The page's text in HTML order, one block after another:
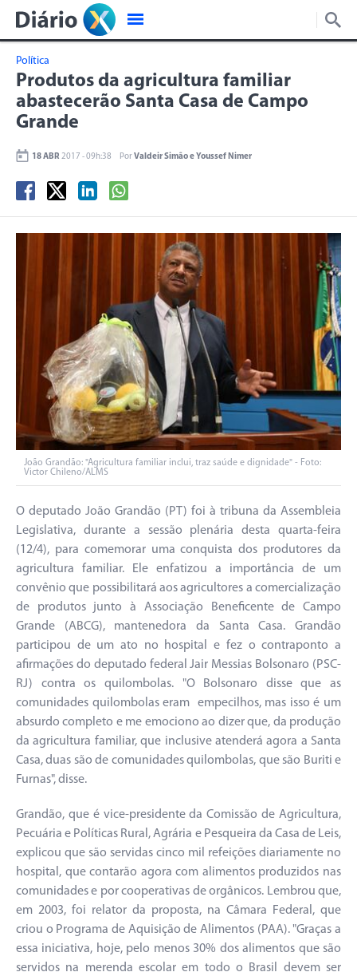
Política
Produtos da agricultura familiar
abastecerão Santa Casa de Campo
Grande
18 ABR 2017 - 09h:38 PorValdeir Simão e Youssef Nimer
João Grandão: "Agricultura familiar inclui, traz saúde e dignidade" - Foto:
Victor Chileno/ALMS
O deputado João Grandão (PT) foi à tribuna da Assembleia
Legislativa, durante a sessão plenária desta quarta-feira
(12/4), para comemorar uma conquista dos produtores da
agricultura familiar. Ele enfatizou a importância de um
convênio que possibilitará aos agricultores a comercialização
de produtos junto à Associação Beneficente de Campo
Grande (ABCG), mantenedora da Santa Casa. Grandão
participou de um ato no hospital e fez o contraponto a
afirmações do deputado federal Jair Messias Bolsonaro (PSC-
RJ) contra os quilombolas. "O Bolsonaro disse que as
comunidades quilombolas eram empecilhos, mas isso é um
absurdo completo e me emociono ao dizer que, da produção
da agricultura familiar, que inclusive atenderá agora a Santa
Casa, duas são de comunidades quilombolas, que são Buriti e
Furnas", disse.
Grandão, que é vice-presidente da Comissão de Agricultura,
Pecuária e Políticas Rural, Agrária e Pesqueira da Casa de Leis,
explicou que são servidas cinco mil refeições diariamente no
hospital, que contarão agora com alimentos produzidos nas
comunidades e por cooperativas de orgânicos. Lembrou que,
em 2003, foi relator da proposta, na Câmara Federal, que
criou o Programa de Aquisição de Alimentos (PAA). "Graças a
essa iniciativa, hoje, pelo menos 30% dos alimentos que são
servidos na merenda escolar em todo o Brasil devem ser